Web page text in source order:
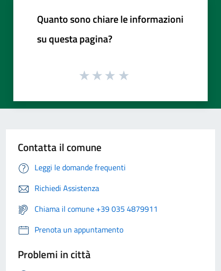
Quanto sono chiare le informazioni
su questa pagina?
Contatta il comune
Leggi le domande frequenti
Richiedi Assistenza
Chiama il comune +39 035 4879911
Prenota un appuntamento
Problemi in città